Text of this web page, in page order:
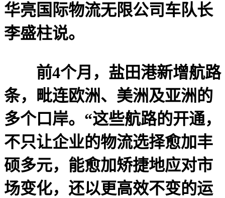
华亮国际物流无限公司车队长
李盛柱说。
前4个月，盐田港新增航路
条，毗连欧洲、美洲及亚洲的
多个口岸。“这些航路的开通，
不只让企业的物流选择愈加丰
硕多元，能愈加矫捷地应对市
场变化，还以更高效不变的运